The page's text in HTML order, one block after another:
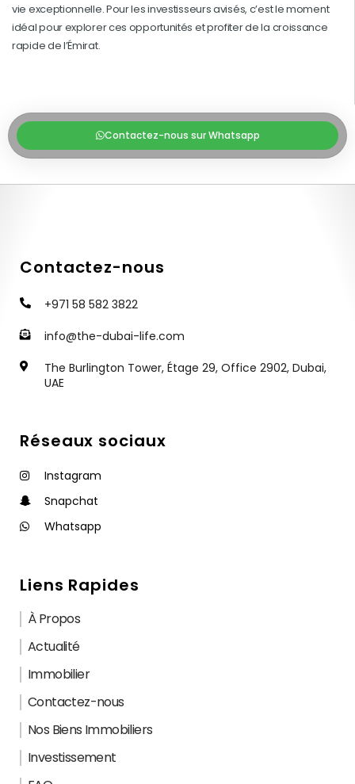
vie exceptionnelle. Pour les investisseurs avisés, c’est le moment
idéal pour explorer ces opportunités et profiter de la croissance
rapide de l’Émirat.
Contactez-nous sur Whatsapp
Contactez-nous
+971 58 582 3822
info@the-dubai-life.com
The Burlington Tower, Étage 29, Office 2902, Dubai,
UAE
Réseaux sociaux
Instagram
Snapchat
Whatsapp
Liens Rapides
À Propos
Actualité
Immobilier
Contactez-nous
Nos Biens Immobiliers
Investissement